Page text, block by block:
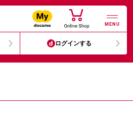
MENU
ログインする